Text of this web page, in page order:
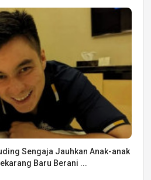
Sengaja Jauhkan Anak-anak
Baru Berani ...